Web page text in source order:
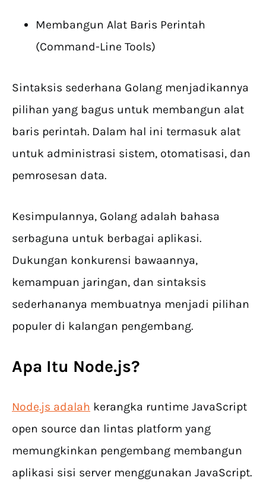
Membangun Alat Baris Perintah
(Command-Line Tools)
Sintaksis sederhana Golang menjadikannya
pilihan yang bagus untuk membangun alat
baris perintah. Dalam hal ini termasuk alat
untuk administrasi sistem, otomatisasi, dan
pemrosesan data.
Kesimpulannya, Golang adalah bahasa
serbaguna untuk berbagai aplikasi.
Dukungan konkurensi bawaannya,
kemampuan jaringan, dan sintaksis
sederhananya membuatnya menjadi pilihan
populer di kalangan pengembang.
Apa Itu Node.js?
Node.js adalah kerangka runtime JavaScript
open source dan lintas platform yang
memungkinkan pengembang membangun
aplikasi sisi server menggunakan JavaScript.